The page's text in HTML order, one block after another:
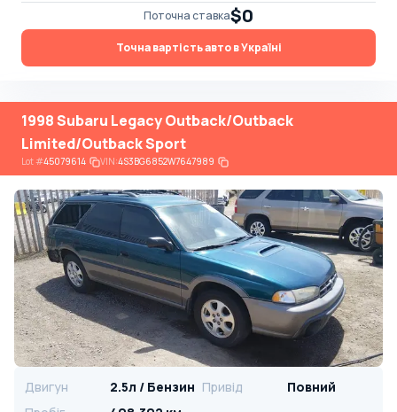
Поточна ставка$0
Точна вартість авто в Україні
1998 Subaru Legacy Outback/Outback
Limited/Outback Sport
Lot#45079614 VIN:4S3BG6852W7647989
Двигун 2.5л / Бензин Привід
Повний